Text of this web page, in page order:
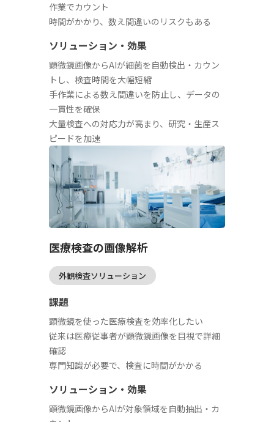
作業でカウント
時間がかかり、数え間違いのリスクもある
ソリューション・効果
顕微鏡画像からAIが細菌を自動検出・カウン
トし、検査時間を大幅短縮
手作業による数え間違いを防止し、データの
一貫性を確保
大量検査への対応力が高まり、研究・生産ス
ピードを加速
医療検査の画像解析
外観検査ソリューション
課題
顕微鏡を使った医療検査を効率化したい
従来は医療従事者が顕微鏡画像を目視で詳細
確認
専門知識が必要で、検査に時間がかかる
ソリューション・効果
顕微鏡画像からAIが対象領域を自動抽出・カ